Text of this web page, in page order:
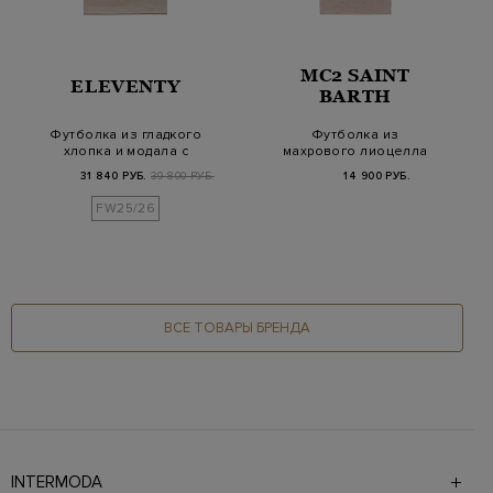
ELEVENTY
Футболка из гладкого
хлопка и модала с
31 840 РУБ. 39 800 РУБ.
FW25/26
MC2 SAINT
BARTH
Футболка из
махрового лиоцелла
в т…
14 900 РУБ.
ВСЕ ТОВАРЫ БРЕНДА
INTERMODA